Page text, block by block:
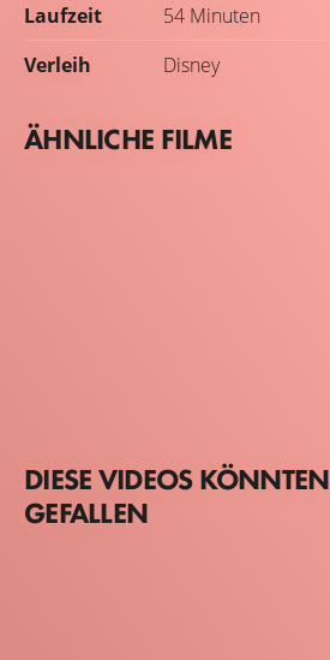
Laufzeit
54 Minuten
Verleih
Disney
ÄHNLICHE FILME
DIESE VIDEOS
GEFALLEN